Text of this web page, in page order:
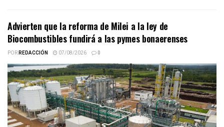
Advierten que la reforma de Milei a la ley de
Biocombustibles fundirá a las pymes bonaerenses
PORREDACCIÓN 07/08/2026 0